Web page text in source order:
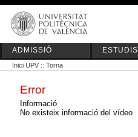
ADMISSIÓ ESTUDIS
Inici UPV :: Torna
Error
Informació
No existeix informació del vídeo